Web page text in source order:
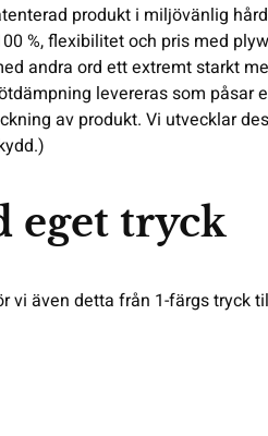
produkt i miljövänlig
%, flexibilitet och pris med
andra ord ett extremt starkt
levereras som påsar
av produkt. Vi utvecklar
eget tryck
vi även detta från 1-färgs tryck